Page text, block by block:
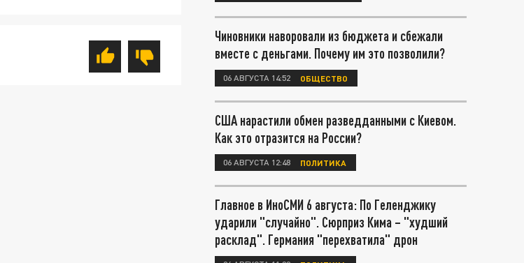
Чиновники наворовали из бюджета и сбежали
вместе с деньгами. Почему им это позволили?
06 АВГУСТА 14:52 ОБЩЕСТВО
США нарастили обмен разведданными с Киевом.
Как это отразится на России?
06 АВГУСТА 12:48 ПОЛИТИКА
Главное в ИноСМИ 6 августа: По Геленджику
ударили "случайно". Сюрприз Кима – "худший
расклад". Германия "перехватила" дрон